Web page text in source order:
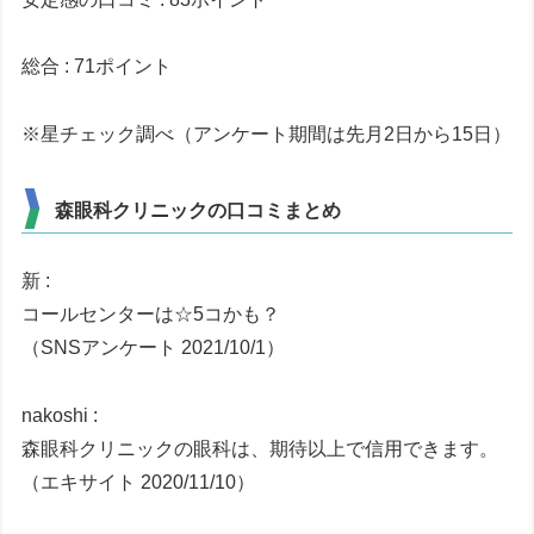
総合 : 71ポイント
※星チェック調べ（アンケート期間は先月2日から15日）
森眼科クリニックの口コミまとめ
新 :
コールセンターは☆5コかも？
（SNSアンケート 2021/10/1）
nakoshi :
森眼科クリニックの眼科は、期待以上で信用できます。
（エキサイト 2020/11/10）